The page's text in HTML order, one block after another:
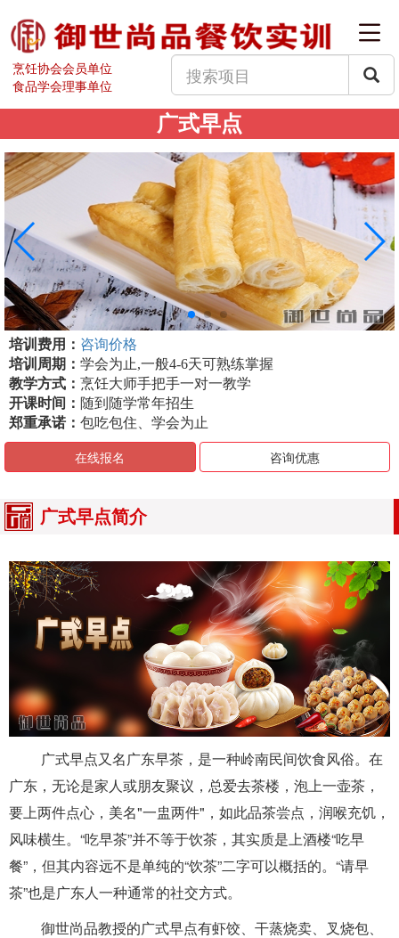
烹饪协会会员单位
食品学会理事单位
广式早点
培训费用： 咨询价格
培训周期： 学会为止,一般4-6天可熟练掌握
教学方式： 烹饪大师手把手一对一教学
开课时间： 随到随学常年招生
郑重承诺： 包吃包住、学会为止
在线报名 咨询优惠
广式早点简介
广式早点又名广东早茶，是一种岭南民间饮食风俗。在
广东，无论是家人或朋友聚议，总爱去茶楼，泡上一壶茶，
要上两件点心，美名"一盅两件"，如此品茶尝点，润喉充饥，
风味横生。“吃早茶”并不等于饮茶，其实质是上酒楼“吃早
餐”，但其内容远不是单纯的“饮茶”二字可以概括的。“请早
茶”也是广东人一种通常的社交方式。
御世尚品教授的广式早点有虾饺、干蒸烧卖、叉烧包、